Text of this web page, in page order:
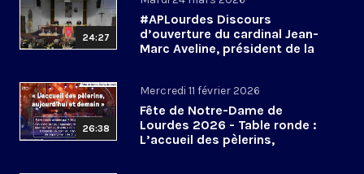
24:27
#APLourdes Discours
d’ouverture du cardinal Jean-
Marc Aveline, président de la
26:38
Mercredi 11 février 2026
Fête de Notre-Dame de
Lourdes 2026 - Table ronde :
L’accueil des pèlerins,